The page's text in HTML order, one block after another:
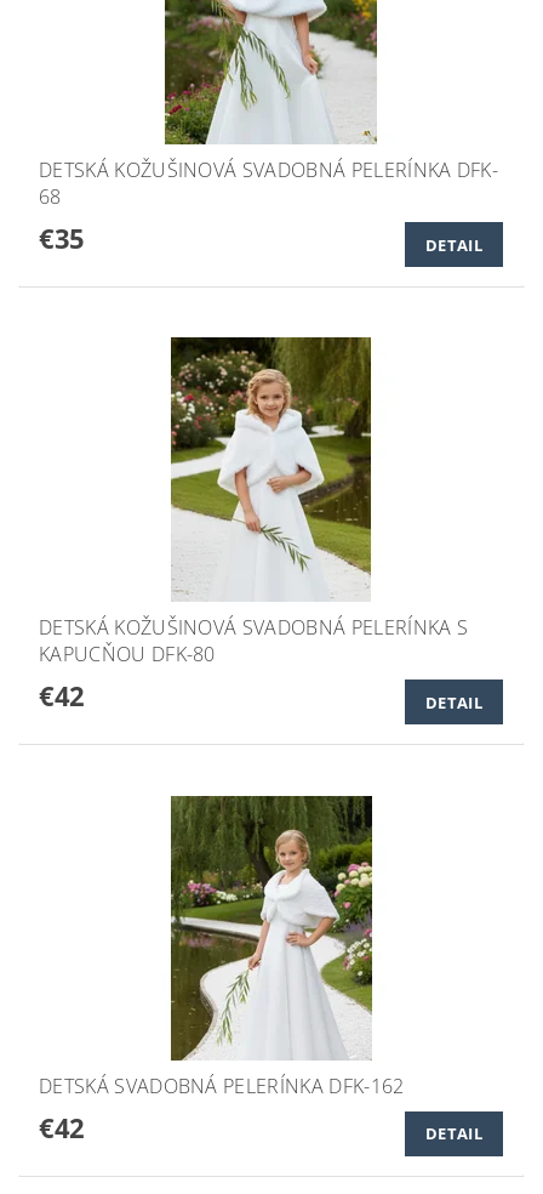
DETSKÁ KOŽUŠINOVÁ SVADOBNÁ PELERÍNKA DFK-
68
€35 DETAIL
DETSKÁ KOŽUŠINOVÁ SVADOBNÁ PELERÍNKA S
KAPUCŇOU DFK-80
€42 DETAIL
DETSKÁ SVADOBNÁ PELERÍNKA DFK-162
€42 DETAIL